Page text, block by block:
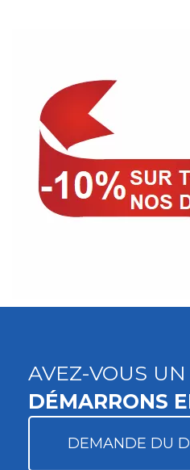
AVEZ-VOUS
DÉMARRONS
DEMANDE DU